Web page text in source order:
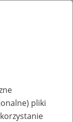
pliki